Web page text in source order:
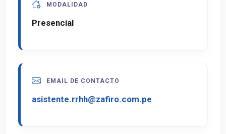
MODALIDAD
Presencial
EMAIL DE CONTACTO
asistente.rrhh@zafiro.com.pe